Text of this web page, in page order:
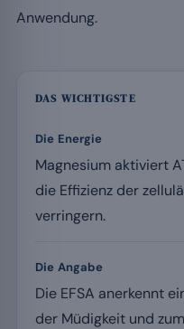
Anwendung.
DAS WICHTIGSTE
Die Energie
Magnesium aktiviert
die Effizienz der
verringern.
Die Angabe
Die EFSA anerkennt
der Müdigkeit und